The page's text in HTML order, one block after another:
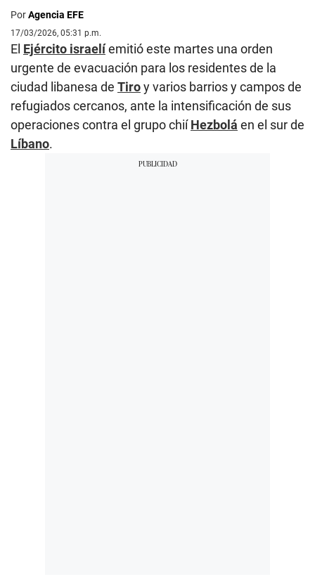
PorAgencia EFE
17/03/2026, 05:31 p.m.
El Ejército israelíemitió este martes una orden
urgente de evacuación para los residentes de la
ciudad libanesa de Tiroy varios barrios y campos de
refugiados cercanos, ante la intensificación de sus
operaciones contra el grupo chiíHezbolá en el sur de
Líbano.